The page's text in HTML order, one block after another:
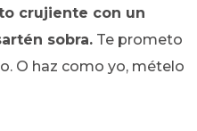
crujiente con un
sobra. Te prometo
O haz como yo, mételo